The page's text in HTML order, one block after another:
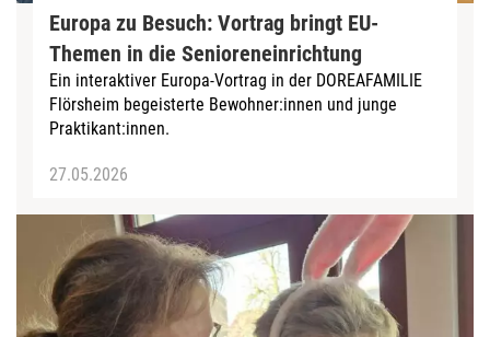
Europa zu Besuch: Vortrag bringt EU-
Themen in die Senioreneinrichtung
Ein interaktiver Europa-Vortrag in der DOREAFAMILIE
Flörsheim begeisterte Bewohner:innen und junge
Praktikant:innen.
27.05.2026